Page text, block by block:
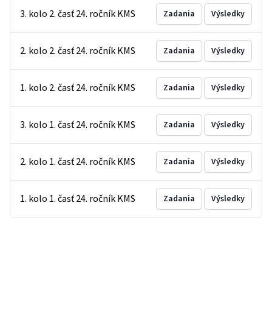
3. kolo 2. časť 24. ročník KMS Zadania Výsledky
2. kolo 2. časť 24. ročník KMS Zadania Výsledky
1. kolo 2. časť 24. ročník KMS Zadania Výsledky
3. kolo 1. časť 24. ročník KMS Zadania Výsledky
2. kolo 1. časť 24. ročník KMS Zadania Výsledky
1. kolo 1. časť 24. ročník KMS Zadania Výsledky